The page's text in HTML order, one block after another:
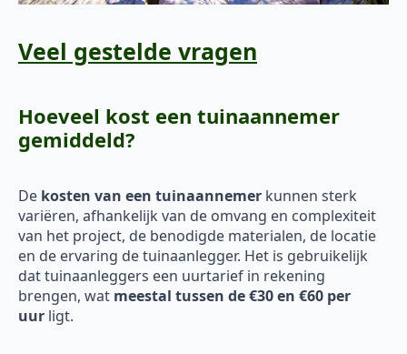
Veel gestelde vragen
Hoeveel kost een tuinaannemer
gemiddeld?
De kosten van een tuinaannemer kunnen sterk
variëren, afhankelijk van de omvang en complexiteit
van het project, de benodigde materialen, de locatie
en de ervaring de tuinaanlegger. Het is gebruikelijk
dat tuinaanleggers een uurtarief in rekening
brengen, wat meestal tussen de €30 en €60 per
uur ligt.